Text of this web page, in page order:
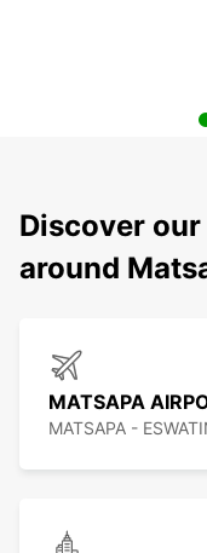
Discover
around
MATSAPA
MATSAPA -